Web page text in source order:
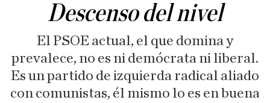
Descenso del nivel
El PSOE actual, el que domina y
prevalece, no es ni demócrata ni liberal.
Es un partido de izquierda radical aliado
con comunistas, él mismo lo es en buena